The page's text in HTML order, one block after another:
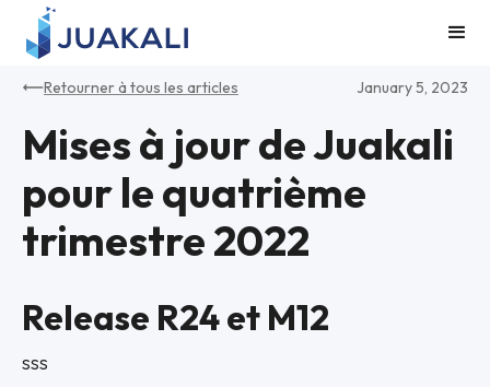
Retourner à tous les articles January 5, 2023
Mises à jour de Juakali
pour le quatrième
trimestre 2022
Release R24 et M12
sss